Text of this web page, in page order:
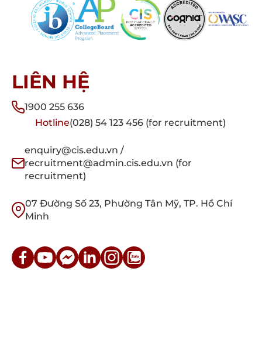
LIÊN HỆ
1900 255 636
Hotline(028) 54 123 456 (for recruitment)
enquiry@cis.edu.vn /
recruitment@admin.cis.edu.vn (for
recruitment)
07 Đường Số 23, Phường Tân Mỹ, TP. Hồ Chí
Minh